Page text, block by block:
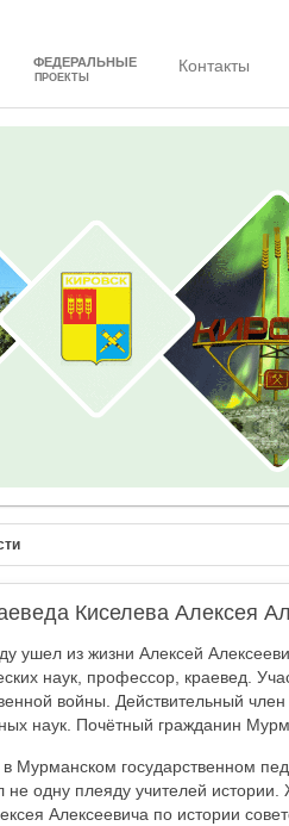
ФЕДЕРАЛЬНЫЕ
ПРОЕКТЫ
Контакты
Киселева Алексея
ушел из жизни Алексей
наук, профессор, краевед.
войны. Действительный
наук. Почётный гражданин
Мурманском государственном
не одну плеяду учителей
Алексеевича по истории